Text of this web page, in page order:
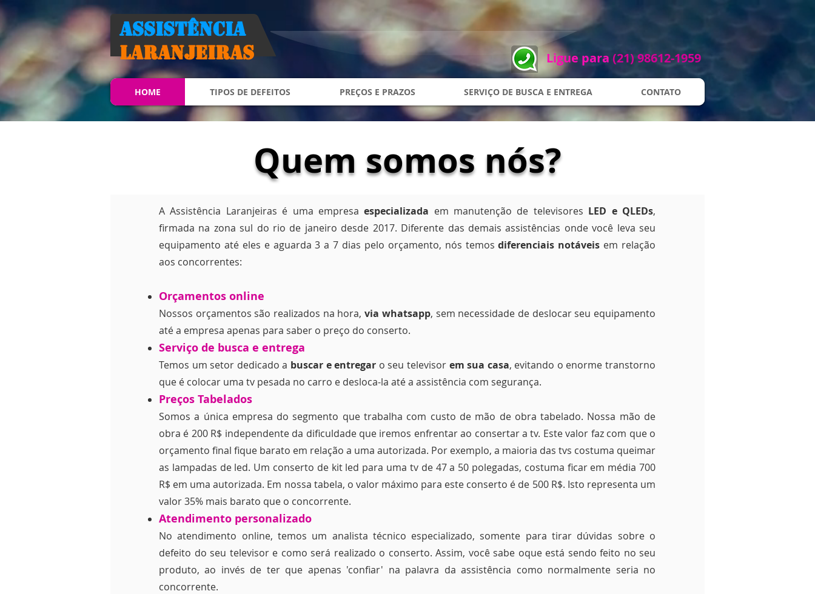
Laranjeiras Ligue para​​ (21) 98612-1959
Assistência
HOME TIPOS DE DEFEITOS PREÇOS E PRAZOS SERVIÇO DE BUSCA E ENTREGA CONTATO
Quem somos nós?
A Assistência Laranjeiras é uma empresaespecializada em manutenção de televisores LED e QLEDs,
firmada na zona sul do rio de janeiro desde 2017. Diferente das demais assistências onde você leva seu
equipamento até eles e aguarda 3 a 7 dias pelo orçamento, nós temosdiferenciais notáveis em relação
aos concorrentes:
Orçamentos online
Nossos orçamentos são realizados na hora,via whatsapp, sem necessidade de deslocar seu equipamento
até a empresa apenas para saber o preço do conserto.
Serviço de busca e entrega
Temos um setor dedicado a buscar e entregar o seu televisor em sua casa, evitando o enorme transtorno
que é colocar uma tv pesada no carro e desloca-la até a assistência com segurança.
Preços Tabelados
Somos a única empresa do segmento que trabalha com custo de mão de obra tabelado. Nossa mão de
obra é 200 R$ independente da dificuldade que iremos enfrentar ao consertar a tv. Este valor faz com que o
orçamento final fique barato em relação a uma autorizada. Por exemplo, a maioria das tvs costuma queimar
as lampadas de led. Um conserto de kit led para uma tv de 47 a 50 polegadas, costuma ficar em média 700
R$ em uma autorizada. Em nossa tabela, o valor máximo para este conserto é de 500 R$. Isto representa um
valor 35% mais barato que o concorrente.
Atendimento personalizado
No atendimento online, temos um analista técnico especializado, somente para tirar dúvidas sobre o
defeito do seu televisor e como será realizado o conserto. Assim, você sabe oque está sendo feito no seu
produto, ao invés de ter que apenas 'confiar' na palavra da assistência como normalmente seria no
concorrente.